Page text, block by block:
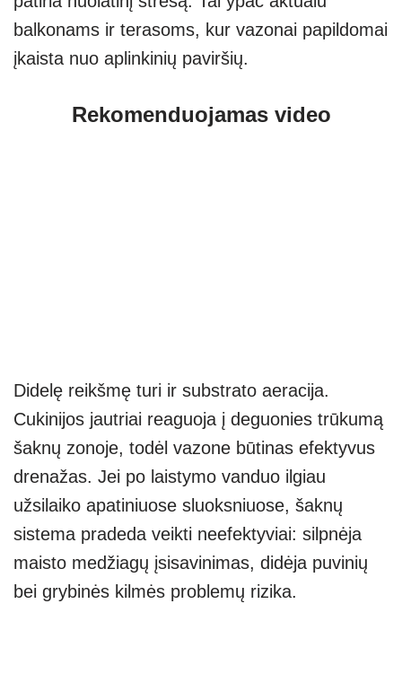
balkonams ir terasoms, kur vazonai papildomai
įkaista nuo aplinkinių paviršių.
Rekomenduojamas video
Didelę reikšmę turi ir substrato aeracija.
Cukinijos jautriai reaguoja į deguonies trūkumą
šaknų zonoje, todėl vazone būtinas efektyvus
drenažas. Jei po laistymo vanduo ilgiau
užsilaiko apatiniuose sluoksniuose, šaknų
sistema pradeda veikti neefektyviai: silpnėja
maisto medžiagų įsisavinimas, didėja puvinių
bei grybinės kilmės problemų rizika.